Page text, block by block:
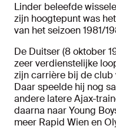
Linder beleefde
zijn hoogtepunt was
van het seizoen 1981/
De Duitser (8 oktober
zeer verdienstelijke
zijn carrière bij de club
Daar speelde hij nog
andere latere Ajax-
daarna naar Young
meer Rapid Wien en